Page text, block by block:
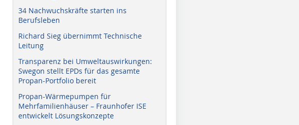
34 Nachwuchskräfte starten ins
Berufsleben
Richard Sieg übernimmt Technische
Leitung
Transparenz bei Umweltauswirkungen:
Swegon stellt EPDs für das gesamte
Propan-Portfolio bereit
Propan-Wärmepumpen für
Mehrfamilienhäuser – Fraunhofer ISE
entwickelt Lösungskonzepte